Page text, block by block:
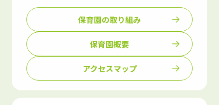
保育園の取り組み
保育園概要
アクセスマップ